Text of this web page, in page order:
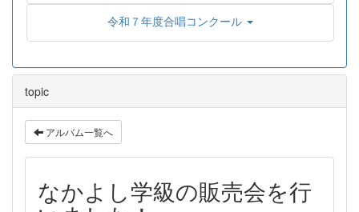
令和７年度合唱コンクール
topic
アルバム一覧へ
なかよし学級の販売会を行